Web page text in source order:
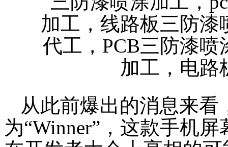
从此前爆出的消息来
为“Winner”，这款手机